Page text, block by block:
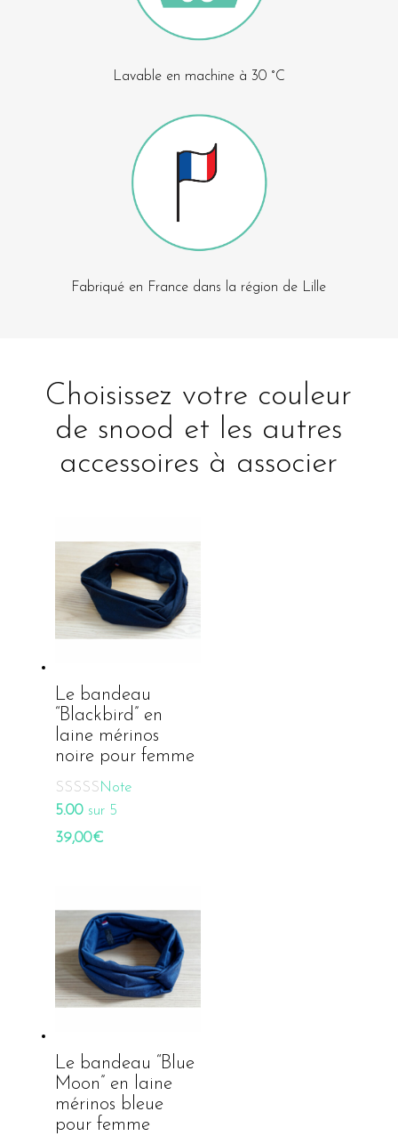
Lavable en machine à 30 °C
Fabriqué en France dans la région de Lille
Choisissez votre couleur
de snood et les autres
accessoires à associer
Le bandeau
“Blackbird” en
laine mérinos
noire pour femme
Note
5.00sur 5
39,00€
Le bandeau “Blue
Moon” en laine
mérinos bleue
pour femme